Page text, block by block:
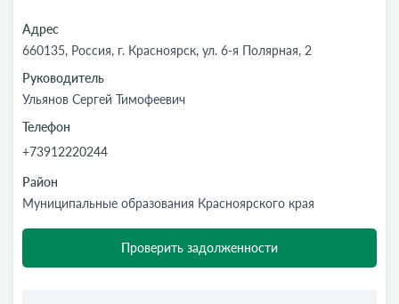
Адрес
660135, Россия, г. Красноярск, ул. 6-я Полярная, 2
Руководитель
Ульянов Сергей Тимофеевич
Телефон
+73912220244
Район
Муниципальные образования Красноярского края
Проверить задолженности